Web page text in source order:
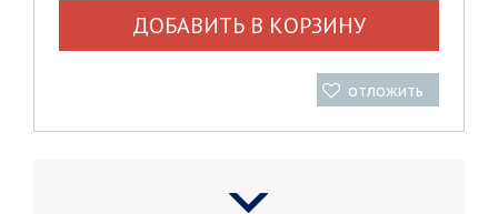
ДОБАВИТЬ В КОРЗИНУ
отложить